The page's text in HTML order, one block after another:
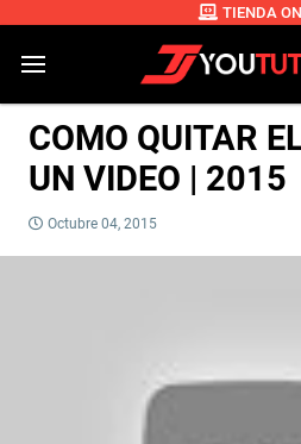
TIENDA
COMO QUITAR
UN VIDEO | 2015
Octubre 04, 2015